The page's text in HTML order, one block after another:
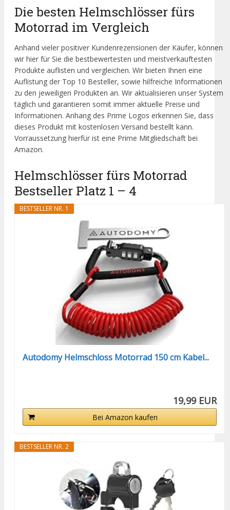
Die besten Helmschlösser fürs
Motorrad im Vergleich
Anhand vieler positiver Kundenrezensionen der Käufer, können
wir hier für Sie die bestbewertesten und meistverkauftesten
Produkte auflisten und vergleichen. Wir bieten Ihnen eine
Auflistung der Top 10 Besteller, sowie hilfreiche Informationen
zu den jeweiligen Produkten an. Wir aktualisieren unser System
täglich und garantieren somit immer aktuelle Preise und
Informationen. Anhang des Prime Logos erkennen Sie, dass
dieses Produkt mit kostenlosen Versand bestellt kann.
Vorraussetzung hierfür ist eine Prime Mitgliedschaft bei
Amazon.
Helmschlösser fürs Motorrad
Bestseller Platz 1 – 4
BESTSELLER NR. 1
Autodomy Helmschloss Motorrad 150 cm Kabel...
19,99 EUR
Bei Amazon kaufen
BESTSELLER NR. 2